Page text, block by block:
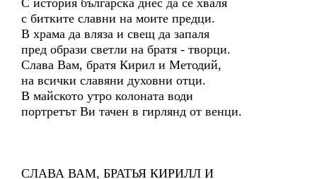
С история българска днес да се хваля
с битките славни на моите предци.
В храма да вляза и свещ да запаля
пред образи светли на братя - творци.
Слава Вам, братя Кирил и Методий,
на всички славяни духовни отци.
В майското утро колоната води
портретът Ви тачен в гирлянд от венци.
СЛАВА ВАМ, БРАТЬЯ КИРИЛЛ И